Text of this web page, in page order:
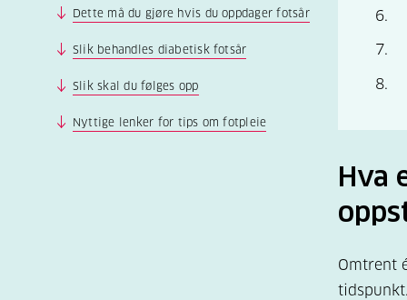
Dette må du gjøre hvis du oppdager fotsår
Slik behandles diabetisk fotsår
Slik skal du følges opp
Nyttige lenker for tips om fotpleie
Hva
Omtrent